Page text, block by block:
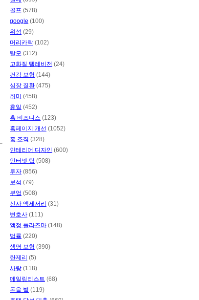
골프 (578)
google (100)
위성 (29)
머리카락 (102)
탈모 (312)
고화질 텔레비전 (24)
건강 보험 (144)
심장 질환 (475)
취미 (458)
휴일 (452)
홈 비즈니스 (123)
홈페이지 개선 (1052)
홈 조직 (328)
인테리어 디자인 (600)
인터넷 팁 (508)
투자 (856)
보석 (79)
부엌 (508)
신사 액세서리 (31)
변호사 (111)
액정 플라즈마 (148)
법률 (220)
생명 보험 (390)
란제리 (5)
사랑 (118)
메일링리스트 (68)
돈을 벌 (119)